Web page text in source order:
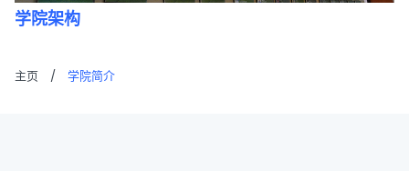
学院架构
主页 / 学院简介